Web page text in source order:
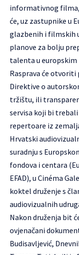
informativnog
će, uz zastupnike u
glazbenih i filmskih
planove za bolju
talenta u
Rasprava će otvoriti
Direktive o
tržištu, ili
servisa koji bi
repertoare iz
Hrvatski
suradnju s
fondova i centara
EFAD), u Cinéma
koktel druženje s
audiovizualnih
Nakon druženja bit
ovjenačani
Budisavljević,